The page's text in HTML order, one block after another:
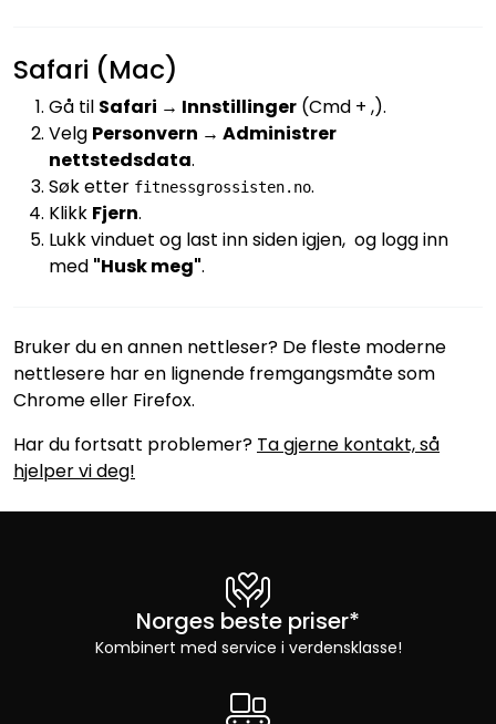
Safari (Mac)
Gå til Safari → Innstillinger (Cmd + ,).
Velg Personvern → Administrer
nettstedsdata.
Søk etter fitnessgrossisten.no.
Klikk Fjern.
Lukk vinduet og last inn siden igjen, og logg inn
med "Husk meg".
Bruker du en annen nettleser? De fleste moderne
nettlesere har en lignende fremgangsmåte som
Chrome eller Firefox.
Har du fortsatt problemer? Ta gjerne kontakt, så
hjelper vi deg!
Norges beste priser*
Kombinert med service i verdensklasse!